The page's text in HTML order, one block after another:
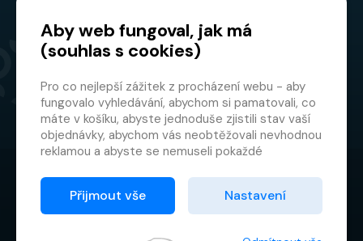
Hlavní partner
© 2026 GMF Aquapark Prague, a.s.
Ochrana osobních údajů
Smluvní podmínky
Aby web fungoval, jak má
(souhlas s cookies)
Pro co nejlepší zážitek z procházení webu - aby
fungovalo vyhledávání, abychom si pamatovali, co
máte v košíku, abyste jednoduše zjistili stav vaší
objednávky, abychom vás neobtěžovali nevhodnou
reklamou a abyste se nemuseli pokaždé
Proto od vás potřebujeme souhlas se
zpracováním souborů cookies
Přijmout vše Nastavení